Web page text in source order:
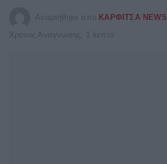
Αναρτήθηκε από ΚΑΡΦΙΤΣΑ NEWS
Χρόνος Ανάγνωσης: 1 λεπτό